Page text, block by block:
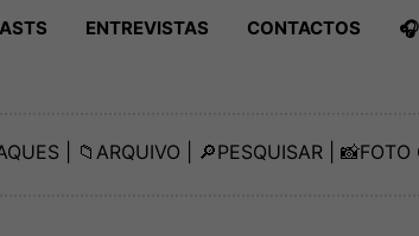
ENTREVISTAS CONTACTOS
| 📁 ARQUIVO | 🔎PESQUISAR | 📸FOTO